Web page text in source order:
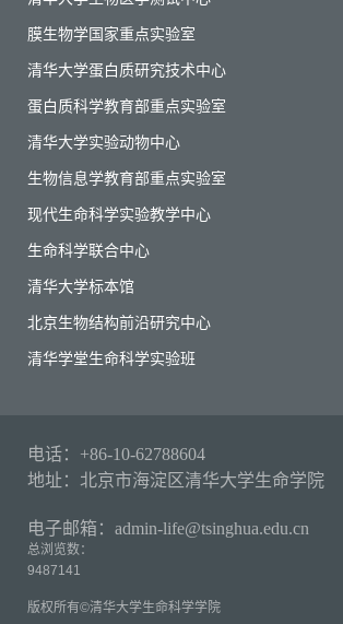
膜生物学国家重点实验室
清华大学蛋白质研究技术中心
蛋白质科学教育部重点实验室
清华大学实验动物中心
生物信息学教育部重点实验室
现代生命科学实验教学中心
生命科学联合中心
清华大学标本馆
北京生物结构前沿研究中心
清华学堂生命科学实验班
电话：+86-10-62788604
地址：北京市海淀区清华大学生命学院
电子邮箱：admin-life@tsinghua.edu.cn
总浏览数：
9487141
版权所有©清华大学生命科学学院